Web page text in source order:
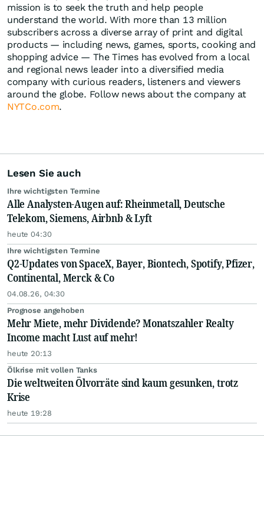
mission is to seek the truth and help people
understand the world. With more than 13 million
subscribers across a diverse array of print and digital
products — including news, games, sports, cooking and
shopping advice — The Times has evolved from a local
and regional news leader into a diversified media
company with curious readers, listeners and viewers
around the globe. Follow news about the company at
NYTCo.com.
Lesen Sie auch
Ihre wichtigsten Termine
Alle Analysten-Augen auf: Rheinmetall, Deutsche
Telekom, Siemens, Airbnb & Lyft
heute 04:30
Ihre wichtigsten Termine
Q2-Updates von SpaceX, Bayer, Biontech, Spotify, Pfizer,
Continental, Merck & Co
04.08.26, 04:30
Prognose angehoben
Mehr Miete, mehr Dividende? Monatszahler Realty
Income macht Lust auf mehr!
heute 20:13
Ölkrise mit vollen Tanks
Die weltweiten Ölvorräte sind kaum gesunken, trotz
Krise
heute 19:28